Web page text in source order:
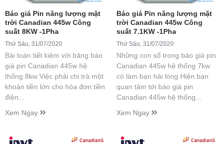
Báo giá Pin năng lượng mặt
trời Canadian 445w Công
suất 8KW -1Pha
Thứ Sáu, 31/07/2020
Bài toán tiết kiệm với bảng báo
giá pin Canadian 445w hệ
thống 8kw Việc phải chi trả một
khoản tiền lớn cho hóa đơn tiền
điện...
Xem Ngay
Báo giá Pin năng lượng mặt
trời Canadian 445w Công
suất 7.1KW -1Pha
Thứ Sáu, 31/07/2020
Những con số trong báo giá pin
Canadian 445w hệ thống 7kw
có làm bạn hài lòng Hiện bạn
quan tâm tới báo giá pin
Canadian 445w hệ thống...
Xem Ngay